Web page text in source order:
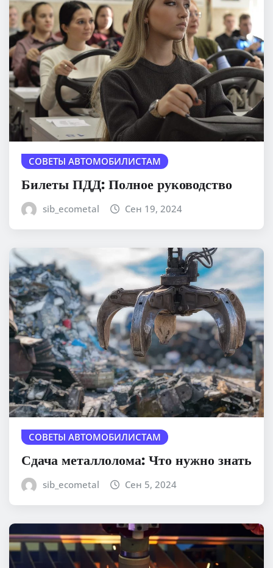
СОВЕТЫ АВТОМОБИЛИСТАМ
Билеты ПДД: Полное руководство
sib_ecometal Сен 19, 2024
СОВЕТЫ АВТОМОБИЛИСТАМ
Сдача металлолома: Что нужно знать
sib_ecometal Сен 5, 2024